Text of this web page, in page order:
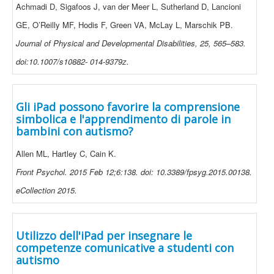
Achmadi D, Sigafoos J, van der Meer L, Sutherland D, Lancioni
GE, O’Reilly MF, Hodis F, Green VA, McLay L, Marschik PB.
Journal of Physical and Developmental Disabilities, 25, 565–583.
doi:10.1007/s10882- 014-9379z.
Gli iPad possono favorire la comprensione
simbolica e l'apprendimento di parole in
bambini con autismo?
Allen ML, Hartley C, Cain K.
Front Psychol. 2015 Feb 12;6:138. doi: 10.3389/fpsyg.2015.00138.
eCollection 2015.
Utilizzo dell'iPad per insegnare le
competenze comunicative a studenti con
autismo